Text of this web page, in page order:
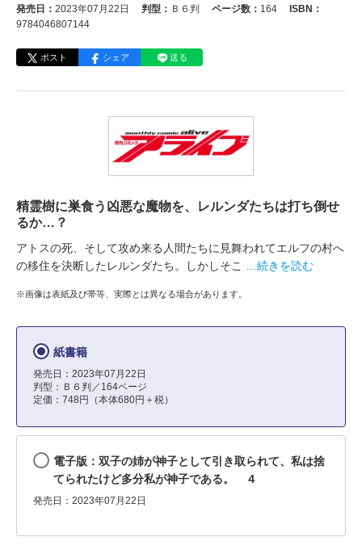
発売日： 2023年07月22日 判型： Ｂ６判 ページ数： 164
ISBN：
9784046807144
ポスト シェア 送る
精霊樹に巣食う凶悪な魔物を、レルンダたちは打ち倒せ
るか…？
アトスの死、そして攻め来る人間たちに見舞われてエルフの村へ
の移住を決断したレルンダたち。しかしそこ
…続きを読む
※画像は表紙及び帯等、実際とは異なる場合があります。
紙書籍
発売日：2023年07月22日
判型：Ｂ６判／164ページ
定価：748円（本体680円＋税）
電子版：双子の姉が神子として引き取られて、私は捨
てられたけど多分私が神子である。 ４
発売日：2023年07月22日